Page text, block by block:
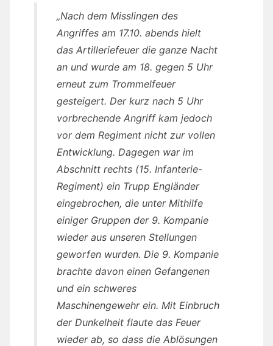
„Nach dem Misslingen des
Angriffes am 17.10. abends hielt
das Artilleriefeuer die ganze Nacht
an und wurde am 18. gegen 5 Uhr
erneut zum Trommelfeuer
gesteigert. Der kurz nach 5 Uhr
vorbrechende Angriff kam jedoch
vor dem Regiment nicht zur vollen
Entwicklung. Dagegen war im
Abschnitt rechts (15. Infanterie-
Regiment) ein Trupp Engländer
eingebrochen, die unter Mithilfe
einiger Gruppen der 9. Kompanie
wieder aus unseren Stellungen
geworfen wurden. Die 9. Kompanie
brachte davon einen Gefangenen
und ein schweres
Maschinengewehr ein. Mit Einbruch
der Dunkelheit flaute das Feuer
wieder ab, so dass die Ablösungen